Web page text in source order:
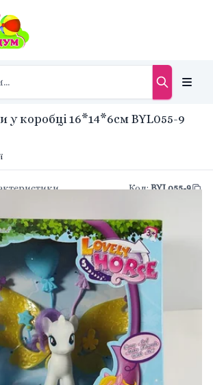
у коробці 16*14*6см BYL055-9
Код:BYL055-9